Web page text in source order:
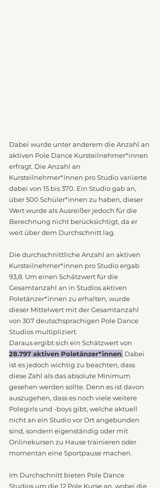
Dabei wurde unter anderem die Anzahl an
aktiven Pole Dance Kursteilnehmer*innen
erfragt. Die Anzahl an
Kursteilnehmer*innen pro Studio variierte
dabei von 15 bis 370. Ein Studio gab an,
über 500 Schüler*innen zu haben, dieser
Wert wurde als Ausreißer jedoch für die
Berechnung nicht berücksichtigt, da er
weit über dem Durchschnitt lag.
Die durchschnittliche Anzahl an aktiven
Kursteilnehmer*innen pro Studio ergab
93,8. Um einen Schätzwert für die
Gesamtanzahl an in Studios aktiven
Poletänzer*innen zu erhalten, wurde
dieser Mittelwert mit der Gesamtanzahl
von 307 deutschsprachigen Pole Dance
Studios multipliziert.
Daraus ergibt sich ein Schätzwert von
28.797 aktiven Poletänzer*innen. Dabei
ist es jedoch wichtig zu beachten, dass
diese Zahl als das absolute Minimum
gesehen werden sollte. Denn es ist davon
auszugehen, dass es noch viele weitere
Polegirls und -boys gibt, welche aktuell
nicht an ein Studio vor Ort angebunden
sind, sondern eigenständig oder mit
Onlinekursen zu Hause trainieren oder
momentan eine Sportpause machen.
Im Durchschnitt bieten Pole Dance
Studios um die 12 Pole Kurse an, wobei die